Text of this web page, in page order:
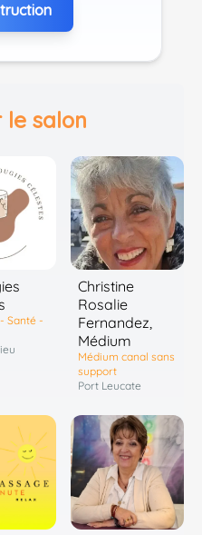
le salon
Santé -
Christine
Rosalie
Fernandez,
Médium
Médium canal sans
support
Port Leucate